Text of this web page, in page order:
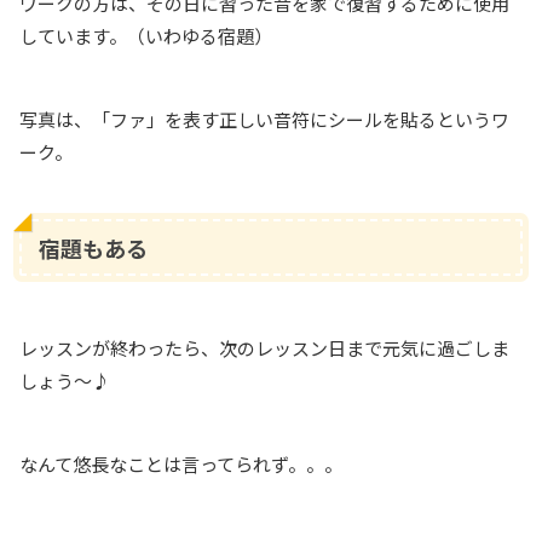
しています。（いわゆる宿題）
写真は、「ファ」を表す正しい音符にシールを貼るというワ
ーク。
宿題もある
レッスンが終わったら、次のレッスン日まで元気に過ごしま
しょう〜♪
なんて悠長なことは言ってられず。。。